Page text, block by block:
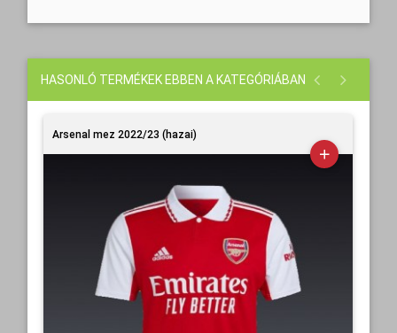
HASONLÓ TERMÉKEK EBBEN A KATEGÓRIÁBAN
Arsenal mez 2022/23 (hazai)